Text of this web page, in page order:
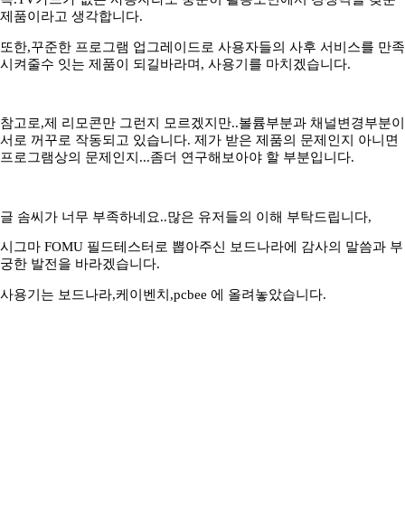
제품이라고 생각합니다.
또한,꾸준한 프로그램 업그레이드로 사용자들의 사후 서비스를 만족
시켜줄수 잇는 제품이 되길바라며, 사용기를 마치겠습니다.
참고로,제 리모콘만 그런지 모르겠지만..볼륨부분과 채널변경부분이
서로 꺼꾸로 작동되고 있습니다. 제가 받은 제품의 문제인지 아니면
프로그램상의 문제인지...좀더 연구해보아야 할 부분입니다.
글 솜씨가 너무 부족하네요..많은 유저들의 이해 부탁드립니다,
시그마 FOMU 필드테스터로 뽑아주신 보드나라에 감사의 말씀과 부
궁한 발전을 바라겠습니다.
사용기는 보드나라,케이벤치,pcbee 에 올려놓았습니다.